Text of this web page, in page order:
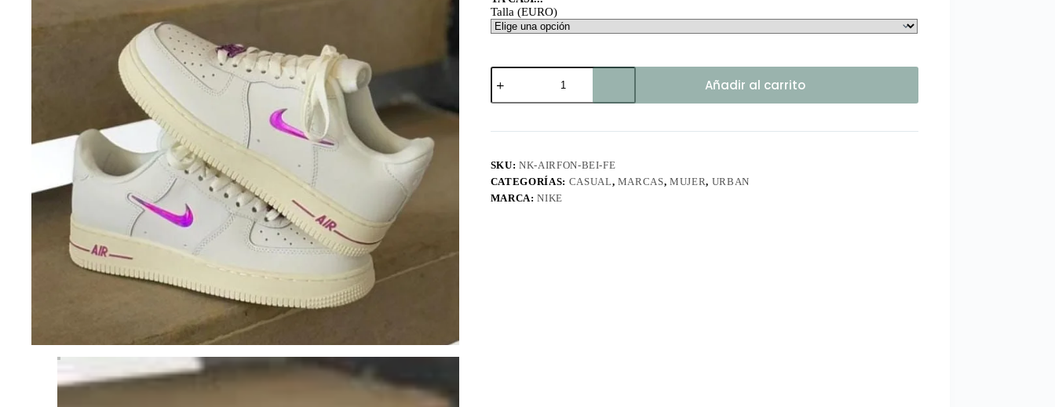
Talla (EURO)
Air
For
One
Añadir al carrito
SKU:NK-AIRFON-BEI-FE
CATEGORÍAS: CASUAL, MARCAS,MUJER, URBAN
MARCA:NIKE